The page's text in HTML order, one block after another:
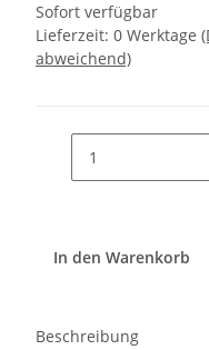
Sofort verfügbar
Lieferzeit: 0 Werktage
abweichend)
In den Warenkorb
Beschreibung